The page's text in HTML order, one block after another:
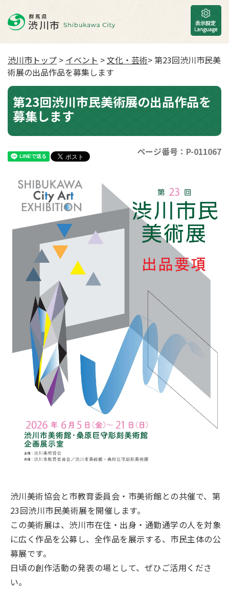
渋川市トップ > イベント >文化・芸術> 第23回渋川市民美
術展の出品作品を募集します
第23回渋川市民美術展の出品作品を
募集します
ページ番号：P-011067
渋川美術協会と市教育委員会・市美術館との共催で、第
23回渋川市民美術展を開催します。
この美術展は、渋川市在住・出身・通勤通学の人を対象
に広く作品を公募し、全作品を展示する、市民主体の公
募展です。
日頃の創作活動の発表の場として、ぜひご活用くださ
い。